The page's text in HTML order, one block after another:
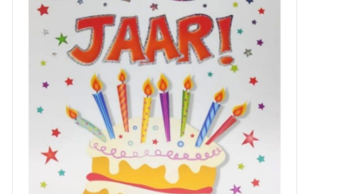
Reizen
Feestartikelen
School
Amusement